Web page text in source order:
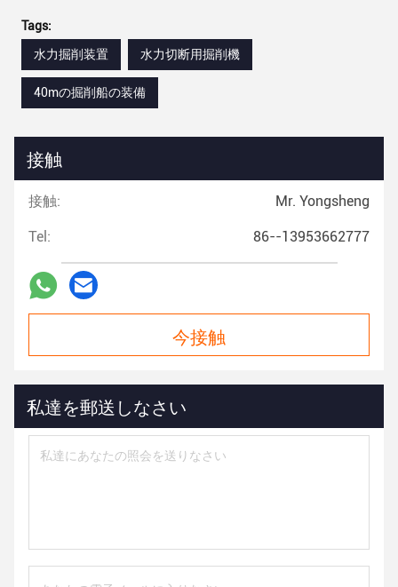
Tags:
水力掘削装置
水力切断用掘削機
40mの掘削船の装備
接触
接触: Mr. Yongsheng
Tel: 86--13953662777
今接触
私達を郵送しなさい